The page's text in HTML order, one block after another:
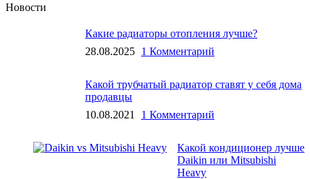
Новости
Какие радиаторы отопления лучше?
28.08.2025 1 Комментарий
Какой трубчатый радиатор ставят у себя дома
продавцы
10.08.2021
1 Комментарий
Какой кондиционер лучше
Daikin или Mitsubishi
Heavy